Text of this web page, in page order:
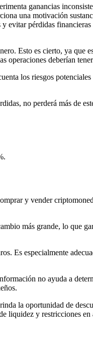
ganancias
una motivación
evitar pérdidas
Esto es cierto, ya que
operaciones deberían
los riesgos
no perderá más de
y vender
más grande, lo que
Es especialmente
no ayuda a
la oportunidad de
liquidez y restricciones